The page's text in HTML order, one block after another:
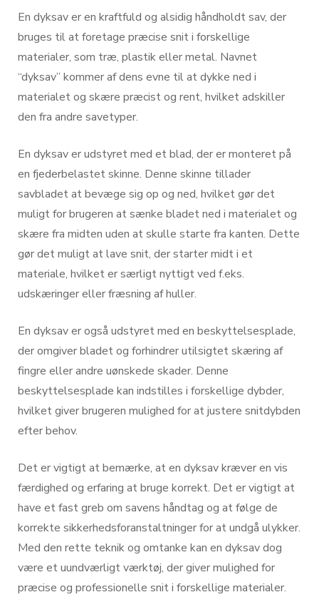
En dyksav er en kraftfuld og alsidig håndholdt sav, der
bruges til at foretage præcise snit i forskellige
materialer, som træ, plastik eller metal. Navnet
“dyksav” kommer af dens evne til at dykke ned i
materialet og skære præcist og rent, hvilket adskiller
den fra andre savetyper.
En dyksav er udstyret med et blad, der er monteret på
en fjederbelastet skinne. Denne skinne tillader
savbladet at bevæge sig op og ned, hvilket gør det
muligt for brugeren at sænke bladet ned i materialet og
skære fra midten uden at skulle starte fra kanten. Dette
gør det muligt at lave snit, der starter midt i et
materiale, hvilket er særligt nyttigt ved f.eks.
udskæringer eller fræsning af huller.
En dyksav er også udstyret med en beskyttelsesplade,
der omgiver bladet og forhindrer utilsigtet skæring af
fingre eller andre uønskede skader. Denne
beskyttelsesplade kan indstilles i forskellige dybder,
hvilket giver brugeren mulighed for at justere snitdybden
efter behov.
Det er vigtigt at bemærke, at en dyksav kræver en vis
færdighed og erfaring at bruge korrekt. Det er vigtigt at
have et fast greb om savens håndtag og at følge de
korrekte sikkerhedsforanstaltninger for at undgå ulykker.
Med den rette teknik og omtanke kan en dyksav dog
være et uundværligt værktøj, der giver mulighed for
præcise og professionelle snit i forskellige materialer.